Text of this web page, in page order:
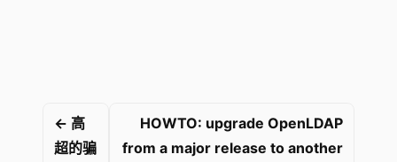
← 高
超的骗
HOWTO: upgrade OpenLDAP
from a major release to another